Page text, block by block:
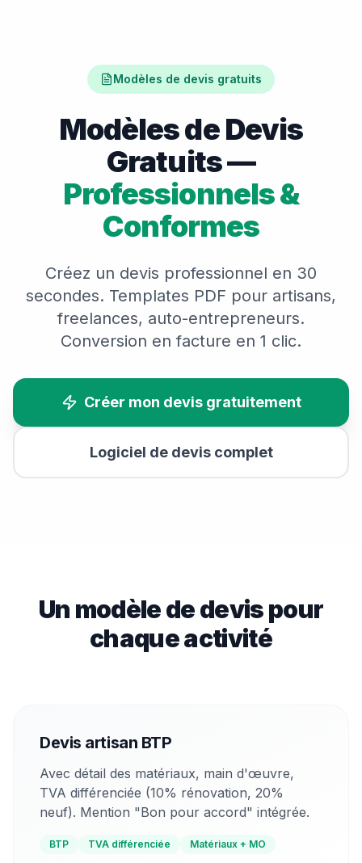
Modèles de devis gratuits
Modèles de Devis
Gratuits —
Professionnels &
Conformes
Créez un devis professionnel en 30
secondes. Templates PDF pour artisans,
freelances, auto-entrepreneurs.
Conversion en facture en 1 clic.
Créer mon devis gratuitement
Logiciel de devis complet
Un modèle de devis pour
chaque activité
Devis artisan BTP
Avec détail des matériaux, main d'œuvre,
TVA différenciée (10% rénovation, 20%
neuf). Mention "Bon pour accord" intégrée.
BTP TVA différenciée Matériaux + MO